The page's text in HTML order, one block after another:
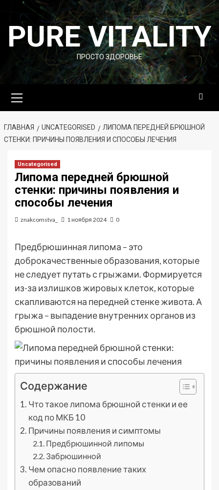
Перейти
содержимому
PURE VITALITY
ПРОСТО ЗДОРОВЬЕ
меню
ГЛАВНАЯ UNCATEGORISED
ЛИПОМА ПЕРЕДНЕЙ БРЮШНОЙ
СТЕНКИ: ПРИЧИНЫ ПОЯВЛЕНИЯ И СПОСОБЫ ЛЕЧЕНИЯ
Uncategorised
Липома передней брюшной
стенки: причины появления и
способы лечения
znakcomstva_ 1 ноября 2024 0
Предбрюшинная липома – это
доброкачественные образования, которые
не следует путать с грыжами. Формируется
из-за излишков жировых клеток, которые
скапливаются на передней стенке живота. А
грыжа – выпадение внутренних органов из
брюшной полости.
Содержание
Что такое липома брюшной стенки и ее
код по МКБ 10
Причины появления и симптомы
Предбрюшинной липомы
Забрюшинной
Чем опасно появление таких
образований